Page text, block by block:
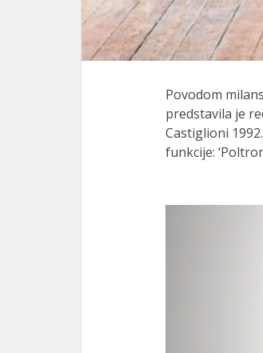
Povodom
predstavila je
Castiglioni
funkcije: